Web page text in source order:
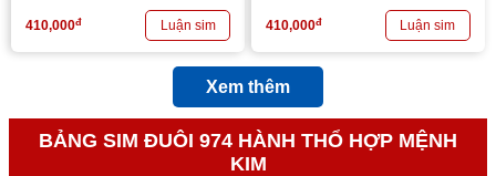
410,000đ 410,000đ
Xem thêm
BẢNG SIM ĐUÔI 974 HÀNH THỔ HỢP MỆNH
KIM